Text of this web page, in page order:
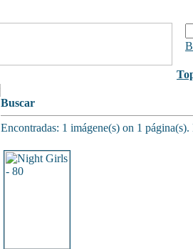
Buscar
Encontradas: 1 imágene(s) on 1